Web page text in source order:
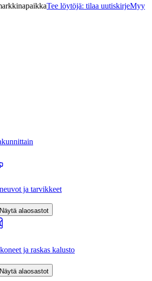
Tee löytöjä: tilaa uutiskirjeMyy
ja tarvikkeet
Näytä alaosastot
ja raskas kalusto
Näytä alaosastot